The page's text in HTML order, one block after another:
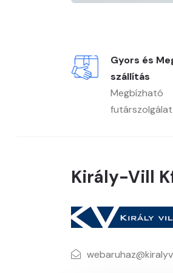
Gyors és
szállítás
Megbízható
futárszolgálat.
Király-Vill